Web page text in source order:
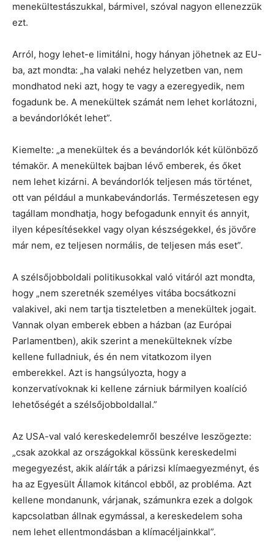
menekültestászukkal, bármivel, szóval nagyon ellenezzük
ezt.
Arról, hogy lehet-e limitálni, hogy hányan jöhetnek az EU-
ba, azt mondta: „ha valaki nehéz helyzetben van, nem
mondhatod neki azt, hogy te vagy a ezeregyedik, nem
fogadunk be. A menekültek számát nem lehet korlátozni,
a bevándorlókét lehet”.
Kiemelte: „a menekültek és a bevándorlók két különböző
témakör. A menekültek bajban lévő emberek, és őket
nem lehet kizárni. A bevándorlók teljesen más történet,
ott van például a munkabevándorlás. Természetesen egy
tagállam mondhatja, hogy befogadunk ennyit és annyit,
ilyen képesítésekkel vagy olyan készségekkel, és jövőre
már nem, ez teljesen normális, de teljesen más eset”.
A szélsőjobboldali politikusokkal való vitáról azt mondta,
hogy „nem szeretnék személyes vitába bocsátkozni
valakivel, aki nem tartja tiszteletben a menekültek jogait.
Vannak olyan emberek ebben a házban (az Európai
Parlamentben), akik szerint a menekülteknek vízbe
kellene fulladniuk, és én nem vitatkozom ilyen
emberekkel. Azt is hangsúlyozta, hogy a
konzervatívoknak ki kellene zárniuk bármilyen koalíció
lehetőségét a szélsőjobboldallal.”
Az USA-val való kereskedelemről beszélve leszögezte:
„csak azokkal az országokkal kössünk kereskedelmi
megegyezést, akik aláírták a párizsi klímaegyezményt, és
ha az Egyesült Államok kitáncol ebből, az probléma. Azt
kellene mondanunk, várjanak, számunkra ezek a dolgok
kapcsolatban állnak egymással, a kereskedelem soha
nem lehet ellentmondásban a klímacéljainkkal”.